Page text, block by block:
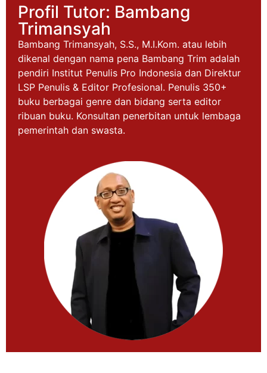
Profil Tutor: Bambang
Trimansyah
Bambang Trimansyah, S.S., M.I.Kom. atau lebih
dikenal dengan nama pena Bambang Trim adalah
pendiri Institut Penulis Pro Indonesia dan Direktur
LSP Penulis & Editor Profesional. Penulis 350+
buku berbagai genre dan bidang serta editor
ribuan buku. Konsultan penerbitan untuk lembaga
pemerintah dan swasta.